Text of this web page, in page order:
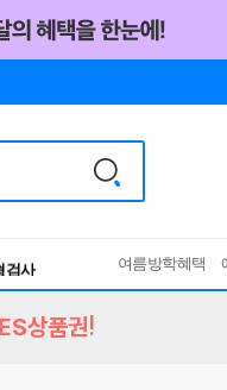
검사
여름방학혜택
상품권!